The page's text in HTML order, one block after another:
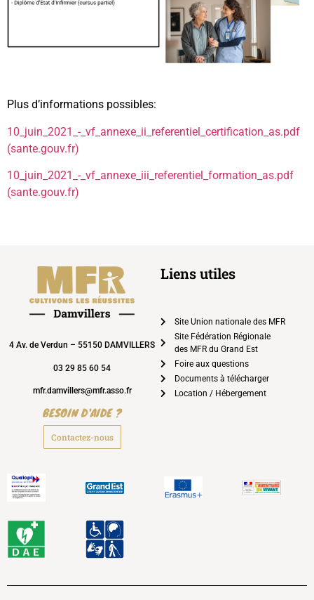
Plus d’informations possibles:
10_juin_2021_-_vf_annexe_ii_referentiel_certification_as.pdf
(sante.gouv.fr)
10_juin_2021_-_vf_annexe_iii_referentiel_formation_as.pdf
(sante.gouv.fr)
4 Av. de Verdun – 55150 DAMVILLERS
03 29 85 60 54
mfr.damvillers@mfr.asso.fr
BESOIN D'AIDE ?
Contactez-nous
Liens utiles
Site Union nationale des MFR
Site Fédération Régionale
des MFR du Grand Est
Foire aux questions
Documents à télécharger
Location / Hébergement